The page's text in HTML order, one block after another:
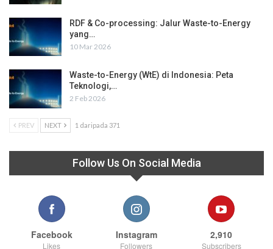
RDF & Co-processing: Jalur Waste-to-Energy
yang…
10 Mar 2026
Waste-to-Energy (WtE) di Indonesia: Peta
Teknologi,…
2 Feb 2026
PREV NEXT 1 daripada 371
Follow Us On Social Media
Facebook
Likes
Instagram
Followers
2,910
Subscribers